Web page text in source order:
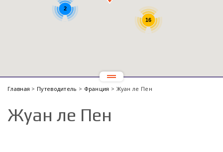
2
16
Главная > Путеводитель > Франция > Жуан ле Пен
Жуан ле Пен